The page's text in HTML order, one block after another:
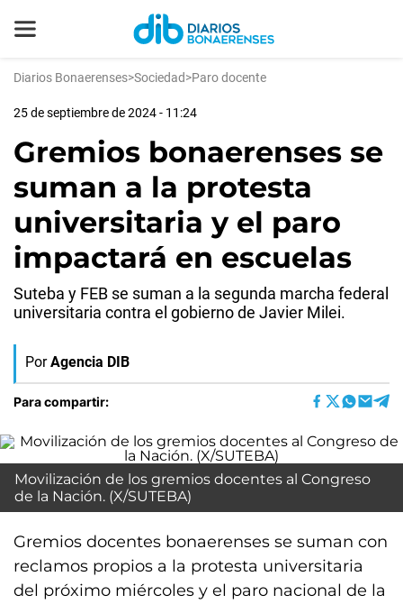
Diarios Bonaerenses>Sociedad>Paro docente
25 de septiembre de 2024 - 11:24
Gremios bonaerenses se
suman a la protesta
universitaria y el paro
impactará en escuelas
Suteba y FEB se suman a la segunda marcha federal
universitaria contra el gobierno de Javier Milei.
Por Agencia DIB
Para compartir:
Movilización de los gremios docentes al Congreso
de la Nación. (X/SUTEBA)
Gremios docentes bonaerenses se suman con
reclamos propios a la protesta universitaria
del próximo miércoles y el paro nacional de la